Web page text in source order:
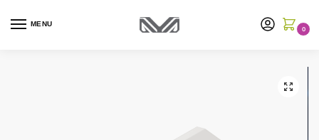
MENU
0